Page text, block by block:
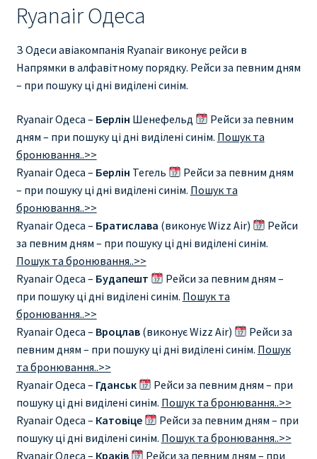
Ryanair Одеса
З Одеси авіакомпанія Ryanair виконує рейси в
Напрямки в алфавітному порядку. Рейси за певним дням
– при пошуку ці дні виділені синім.
Ryanair Одеса – Берлін Шенефельд
Рейси за певним
дням – при пошуку ці дні виділені синім. Пошук та
бронювання..>>
Ryanair Одеса – Берлін Тегель
Рейси за певним дням
– при пошуку ці дні виділені синім. Пошук та
бронювання..>>
Ryanair Одеса – Братислава (виконує Wizz Air)
Рейси
за певним дням – при пошуку ці дні виділені синім.
Пошук та бронювання..>>
Ryanair Одеса – Будапешт
Рейси за певним дням –
при пошуку ці дні виділені синім. Пошук та
бронювання..>>
Ryanair Одеса – Вроцлав(виконує Wizz Air)
Рейси за
певним дням – при пошуку ці дні виділені синім. Пошук
та бронювання..>>
Ryanair Одеса – Гданськ
Рейси за певним дням – при
пошуку ці дні виділені синім. Пошук та бронювання..>>
Ryanair Одеса – Катовіце
Рейси за певним дням – при
пошуку ці дні виділені синім. Пошук та бронювання..>>
Ryanair Одеса – Краків Рейси за певним дням – при